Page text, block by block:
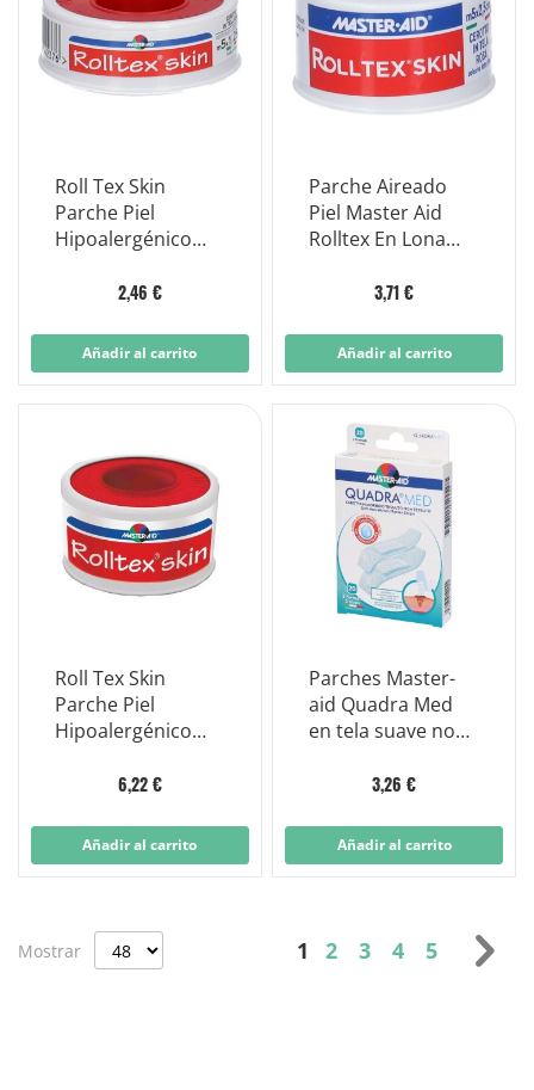
Roll Tex Skin
Parche Piel
Hipoalergénico
1,25x5m2,46 €
Añadir al carrito
Parche Aireado
Piel Master Aid
Rolltex En Lona
3,71 €
Añadir al carrito
Roll Tex Skin
Parche Piel
Hipoalergénico
6,22 €
Añadir al carrito
Parches Master-
aid Quadra Med
en tela suave no
tamaños dobles
3,26 €
Añadir al carrito
Página
Actualmente estás
1 Página
2 Página
3 Página
4 Página
5
Mostrar